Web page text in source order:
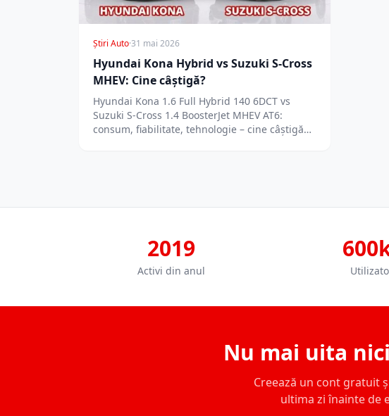
Știri Auto·31 mai 2026
Hyundai Kona Hybrid vs Suzuki S-Cross
MHEV: Cine câștigă?
Hyundai Kona 1.6 Full Hybrid 140 6DCT vs
Suzuki S-Cross 1.4 BoosterJet MHEV AT6:
consum, fiabilitate, tehnologie – cine câștigă…
2019
Activi din anul
Nu mai uita
Creează un cont gratuit
ultima zi înainte de